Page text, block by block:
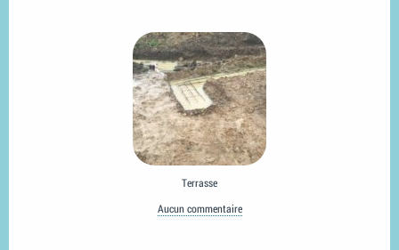
Terrasse
Aucun commentaire